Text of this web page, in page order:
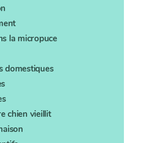
la micropuce
domestiques
chien vieillit